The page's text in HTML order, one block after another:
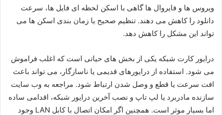
ویروس ها و فایروال ها گاهی با اسکن لحظه ای فایل ها، سرعت
دانلود را کاهش می دهند. تنظیم صحیح یا زمان بندی اسکن ها می
تواند این مشکل را کاهش دهد.
درایور کارت شبکه یکی از بخش های حیاتی است که اغلب فراموش
می شود. استفاده از درایورهای قدیمی یا ناسازگار، می تواند باعث
افت سرعت یا قطع و وصل شدن ارتباط شود. مراجعه به وب سایت
سازنده مادربرد یا لپ تاپ و نصب آخرین درایور شبکه، اقدامی ساده
اما بسیار موثر است. همچنین اگر امکان اتصال با کابل LAN وجود